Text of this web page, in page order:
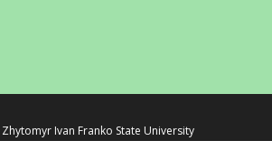
Zhytomyr Ivan Franko State University